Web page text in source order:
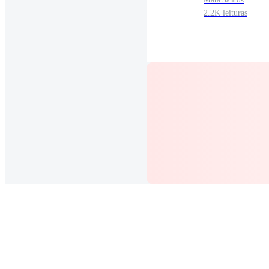
2.2K leituras